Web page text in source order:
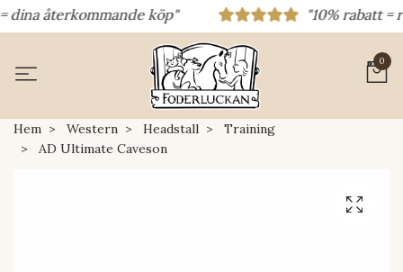
återkommande köp" "10% rabatt =
0
Hem Western Headstall
Training
AD Ultimate Caveson